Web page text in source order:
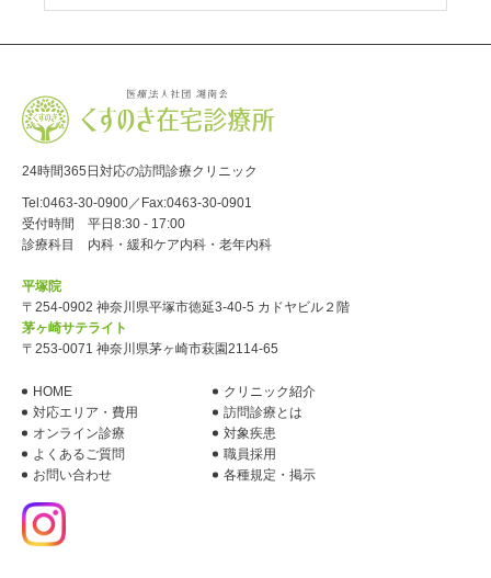
24時間365日対応の訪問診療クリニック
Tel:0463-30-0900 ／Fax:0463-30-0901
受付時間 平日8:30 - 17:00
診療科目 内科・緩和ケア内科・老年内科
平塚院
〒254-0902 神奈川県平塚市徳延3-40-5 カドヤビル２階
茅ヶ崎サテライト
〒253-0071 神奈川県茅ヶ崎市萩園2114-65
HOME
クリニック紹介
対応エリア・費用
訪問診療とは
オンライン診療
対象疾患
よくあるご質問
職員採用
お問い合わせ
各種規定・掲示